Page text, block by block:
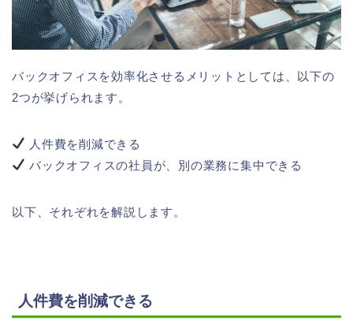
バックオフィスを効率化させるメリットとしては、以下の
2つが挙げられます。
人件費を削減できる
バックオフィスの社員が、別の業務に集中できる
以下、それぞれを解説します。
人件費を削減できる